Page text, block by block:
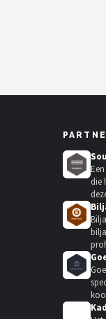
die